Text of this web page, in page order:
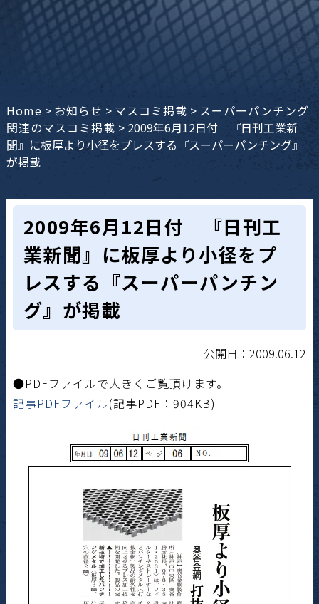
Home > お知らせ > マスコミ掲載 > スーパーパンチング
関連のマスコミ掲載 > 2009年6月12日付 『日刊工業新
聞』に板厚より小径をプレスする『スーパーパンチング』
が掲載
2009年6月12日付 『日刊工
業新聞』に板厚より小径をプ
レスする『スーパーパンチン
グ』が掲載
公開日：2009.06.12
●PDFファイルで大きくご覧頂けます。
記事PDFファイル(記事PDF：904KB)